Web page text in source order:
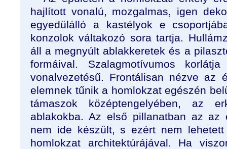
hajlított vonalú, mozgalmas, igen
egyedülálló a kastélyok e
konzolok váltakozó sora tartja.
áll a megnyúlt ablakkeretek és a
formáival. Szalagmotívumos
vonalvezetésű. Frontálisan nézve az
elemnek tűnik a homlokzat egészén
támaszok középtengelyében, az
ablakokba. Az első pillanatban az az
nem ide készült, s ezért nem
homlokzat architektúrájával. Ha